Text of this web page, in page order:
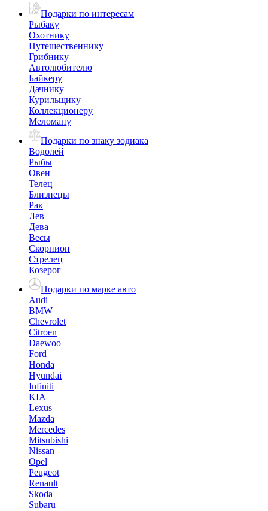
Подарки по интересам
Рыбаку
Охотнику
Путешественнику
Грибнику
Автолюбителю
Байкеру
Дачнику
Курильщику
Коллекционеру
Меломану
Подарки по знаку зодиака
Водолей
Рыбы
Овен
Телец
Близнецы
Рак
Лев
Дева
Весы
Скорпион
Стрелец
Козерог
Подарки по марке авто
Audi
BMW
Chevrolet
Citroen
Daewoo
Ford
Honda
Hyundai
Infiniti
KIA
Lexus
Mazda
Mercedes
Mitsubishi
Nissan
Opel
Peugeot
Renault
Skoda
Subaru